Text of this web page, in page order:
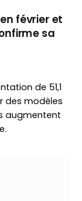
février et
sa
de 51,1
des modèles
augmentent